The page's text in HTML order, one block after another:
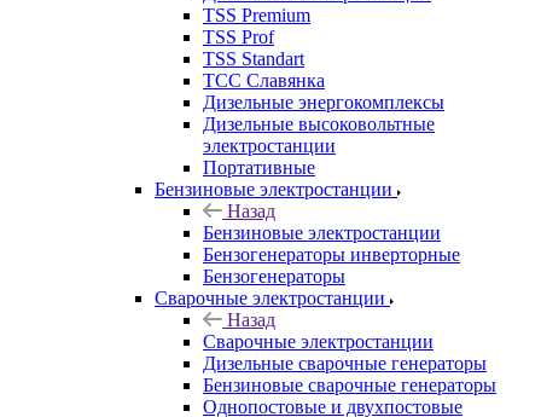
TSS Premium
TSS Prof
TSS Standart
ТСС Славянка
Дизельные энергокомплексы
Дизельные высоковольтные
электростанции
Портативные
Бензиновые электростанции
Назад
Бензиновые электростанции
Бензогенераторы инверторные
Бензогенераторы
Сварочные электростанции
Назад
Сварочные электростанции
Дизельные сварочные генераторы
Бензиновые сварочные генераторы
Однопостовые и двухпостовые